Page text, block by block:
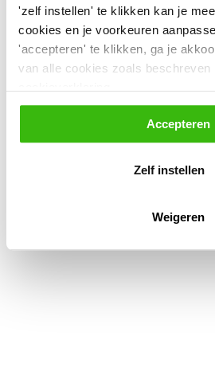
'zelf instellen' te klikken kan je
cookies en je voorkeuren
'accepteren' te klikken, ga je
van alle cookies zoals beschreven
Accepteren
Zelf instellen
Weigeren